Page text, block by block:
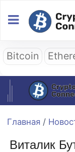
Bitcoin
Главная /
Виталик